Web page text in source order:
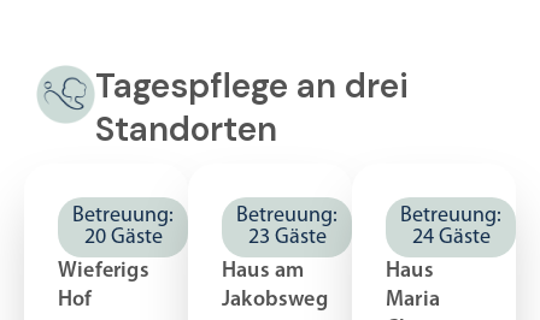
Tagespflege an drei
Standorten
Betreuung:
20 Gäste
Wieferigs
Hof
Betreuung:
23 Gäste
Haus am
Jakobsweg
Betreuung:
24 Gäste
Haus
Maria